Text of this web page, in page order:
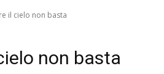
il cielo non basta
non basta